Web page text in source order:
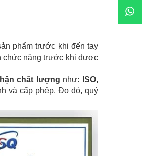
phẩm trước khi đến tay
chức năng trước khi được
chất lượng như:
ISO,
và cấp phép. Đo đó, quý